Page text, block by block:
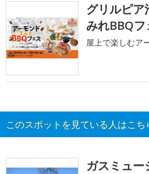
グリルピア
みれBBQフ
屋上で楽しむア
このスポットを見ている人はこ
ガスミュー